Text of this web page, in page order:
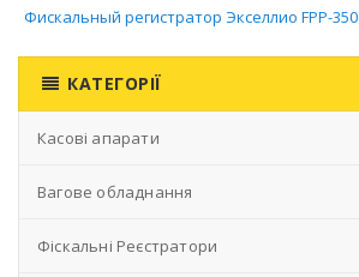
Фискальный регистратор Экселлио FPP-350
КАТЕГОРІЇ
Касові апарати
Вагове обладнання
Фіскальні Реєстратори